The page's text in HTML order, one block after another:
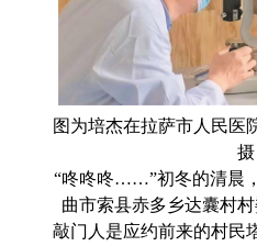
图为培杰在拉萨市人民医
摄
“咚咚咚……”初冬的清晨
曲市索县赤多乡达囊村
敲门人是应约前来的村民